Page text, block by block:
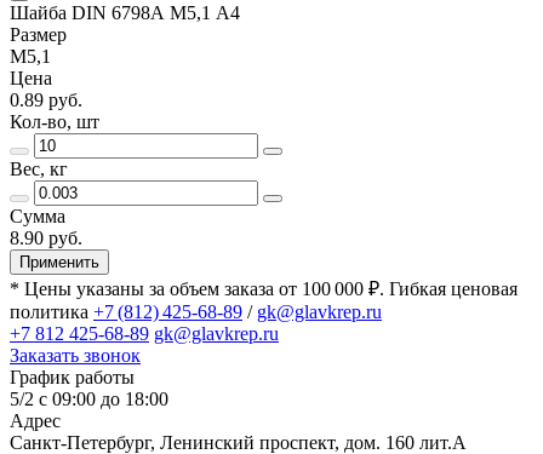
Шайба DIN 6798А М5,1 А4
Размер
М5,1
Цена
0.89 руб.
Кол-во, шт
Вес, кг
Сумма
8.90 руб.
Применить
* Цены указаны за объем заказа от 100 000 ₽. Гибкая ценовая
политика +7 (812) 425-68-89 / gk@glavkrep.ru
+7 812 425-68-89 gk@glavkrep.ru
Заказать звонок
График работы
5/2 с 09:00 до 18:00
Адрес
Санкт-Петербург, Ленинский проспект, дом. 160 лит.А